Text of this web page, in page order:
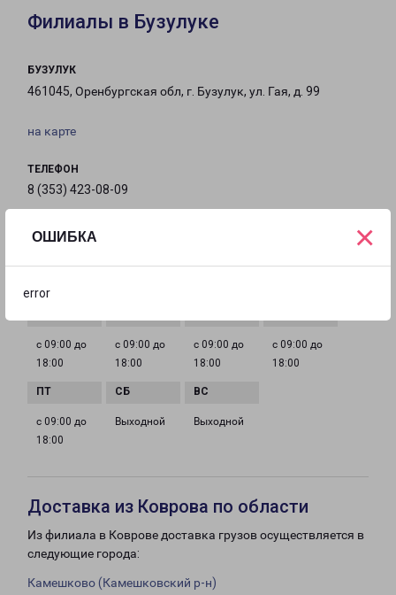
ОШИБКА
error
×
Филиалы в Бузулуке
БУЗУЛУК
461045, Оренбургская обл, г. Бузулук, ул. Гая, д. 99
на карте
ТЕЛЕФОН
8 (353) 423-08-09
с 09:00 до
18:00
с 09:00 до
18:00
с 09:00 до
18:00
с 09:00 до
18:00
с 09:00 до
18:00
Выходной Выходной
Доставка из Коврова по области
Из филиала в Коврове доставка грузов осуществляется в
следующие города:
Камешково (Камешковский р-н)